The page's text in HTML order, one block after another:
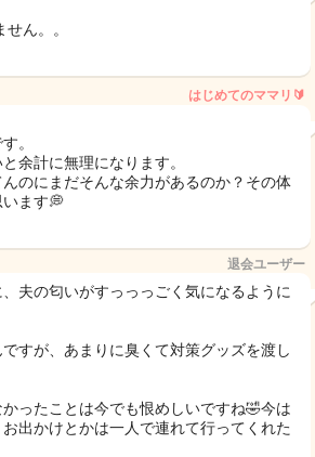
ん。。
はじめてのママリ🔰
。
余計に無理になります。
のにまだそんな余力があるのか？その体
ます💭
退会ユーザー
夫の匂いがすっっっごく気になるように
すが、あまりに臭くて対策グッズを渡し
ったことは今でも恨めしいですね🤣今は
出かけとかは一人で連れて行ってくれた